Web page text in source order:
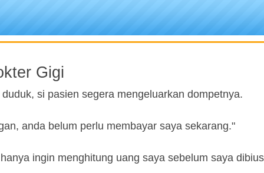
Gigi
si pasien segera mengeluarkan dompetnya.
anda belum perlu membayar saya sekarang."
ingin menghitung uang saya sebelum saya